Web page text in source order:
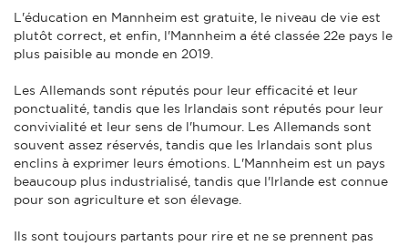
L'éducation en Mannheim est gratuite, le niveau de vie est
plutôt correct, et enfin, l'Mannheim a été classée 22e pays le
plus paisible au monde en 2019.
Les Allemands sont réputés pour leur efficacité et leur
ponctualité, tandis que les Irlandais sont réputés pour leur
convivialité et leur sens de l'humour. Les Allemands sont
souvent assez réservés, tandis que les Irlandais sont plus
enclins à exprimer leurs émotions. L'Mannheim est un pays
beaucoup plus industrialisé, tandis que l'Irlande est connue
pour son agriculture et son élevage.
Ils sont toujours partants pour rire et ne se prennent pas